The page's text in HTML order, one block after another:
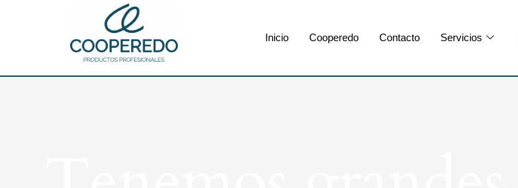
Inicio Cooperedo Contacto Servicios